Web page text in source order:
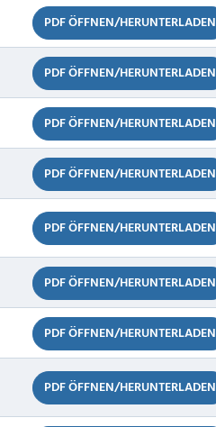
PDF ÖFFNEN/HERUNTERLADEN
PDF ÖFFNEN/HERUNTERLADEN
PDF ÖFFNEN/HERUNTERLADEN
PDF ÖFFNEN/HERUNTERLADEN
PDF ÖFFNEN/HERUNTERLADEN
PDF ÖFFNEN/HERUNTERLADEN
PDF ÖFFNEN/HERUNTERLADEN
PDF ÖFFNEN/HERUNTERLADEN